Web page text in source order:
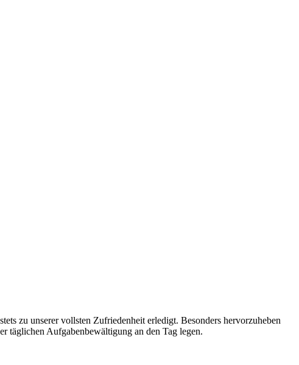
zu unserer vollsten Zufriedenheit erledigt. Besonders hervorzuheben
täglichen Aufgabenbewältigung an den Tag legen.